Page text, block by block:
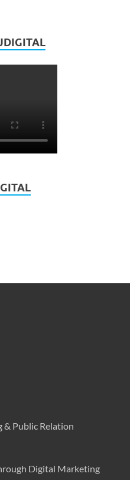
Public Relation
Digital Marketing